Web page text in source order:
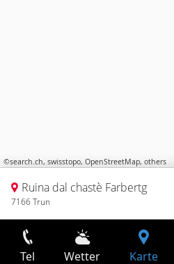
©search.ch, swisstopo, OpenStreetMap, others
Ruina dal chastè Farbertg
7166 Trun
Tel Wetter Karte